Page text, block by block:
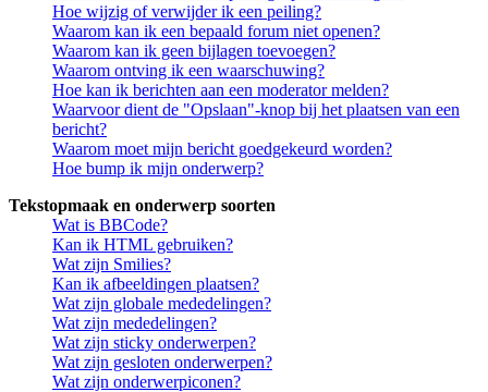
Hoe wijzig of verwijder ik een peiling?
Waarom kan ik een bepaald forum niet openen?
Waarom kan ik geen bijlagen toevoegen?
Waarom ontving ik een waarschuwing?
Hoe kan ik berichten aan een moderator melden?
Waarvoor dient de "Opslaan"-knop bij het plaatsen van een
bericht?
Waarom moet mijn bericht goedgekeurd worden?
Hoe bump ik mijn onderwerp?
Tekstopmaak en onderwerp soorten
Wat is BBCode?
Kan ik HTML gebruiken?
Wat zijn Smilies?
Kan ik afbeeldingen plaatsen?
Wat zijn globale mededelingen?
Wat zijn mededelingen?
Wat zijn sticky onderwerpen?
Wat zijn gesloten onderwerpen?
Wat zijn onderwerpiconen?